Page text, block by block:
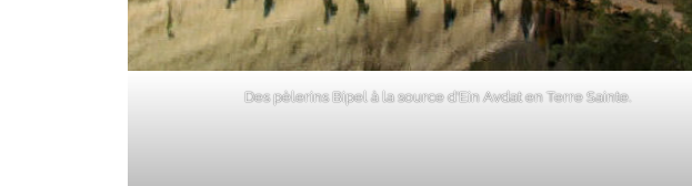
Des pèlerins Bipel à la source d’Ein Avdat en Terre Sainte.